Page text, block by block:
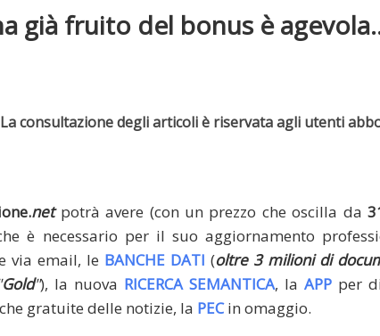
già fruito del bonus è
La consultazione degli articoli è riservata agli utenti
netpotrà avere (con un prezzo che oscilla da
è necessario per il suo aggiornamento
via email, le BANCHE DATI (oltre 3 milioni di
Gold"), la nuova RICERCA SEMANTICA, la APP per
gratuite delle notizie, la PECin omaggio.